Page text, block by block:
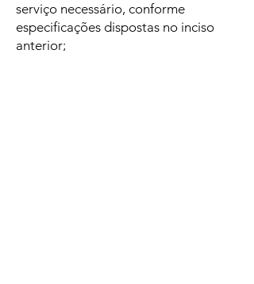
serviço necessário, conforme
especificações dispostas no inciso
anterior;